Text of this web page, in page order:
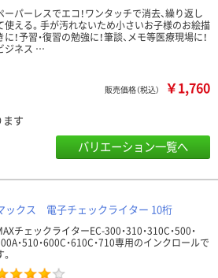
ーパーレスでエコ！ワンタッチで消去、繰り返し
使える。手が汚れないため小さいお子様のお絵描
に！予習・復習の勉強に！筆談、メモ等医療現場に！
ジネス …
販売価格（税込） ￥1,760
ます
バリエーション一覧へ
ックス 電子チェックライター 10桁
チェックライターEC-300・310・310C・500・
・510・600C・610C・710専用のインクロールで
。